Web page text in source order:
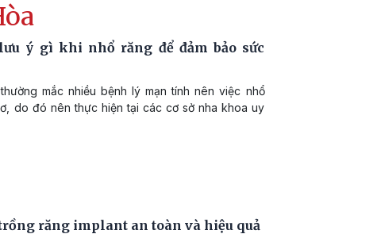
ý gì khi nhổ răng để đảm bảo sức
mắc nhiều bệnh lý mạn tính nên việc nhổ
do đó nên thực hiện tại các cơ sở nha khoa uy
răng implant an toàn và hiệu quả